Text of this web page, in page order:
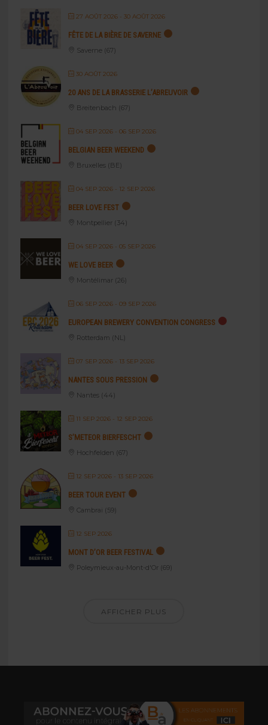
27 AOÛT 2026- 30 AOÛT 2026
FÊTE DE LA BIÈRE DE SAVERNE
Saverne (67)
30 AOÛT 2026
20 ANS DE LA BRASSERIE L’ABREUVOIR
Breitenbach (67)
04 SEP 2026- 06 SEP 2026
BELGIAN BEER WEEKEND
Bruxelles (BE)
04 SEP 2026- 12 SEP 2026
BEER LOVE FEST
Montpellier (34)
04 SEP 2026- 05 SEP 2026
WE LOVE BEER
Montélimar (26)
06 SEP 2026- 09 SEP 2026
EUROPEAN BREWERY CONVENTION CONGRESS
Rotterdam (NL)
07 SEP 2026- 13 SEP 2026
NANTES SOUS PRESSION
Nantes (44)
11 SEP 2026- 12 SEP 2026
S’METEOR BIERFESCHT
Hochfelden (67)
12 SEP 2026- 13 SEP 2026
BEER TOUR EVENT
Cambrai (59)
12 SEP 2026
MONT D’OR BEER FESTIVAL
Poleymieux-au-Mont-d'Or (69)
AFFICHER PLUS